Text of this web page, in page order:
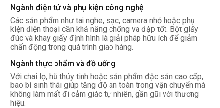
Ngành điện tử và phụ kiện công nghệ
Các sản phẩm như tai nghe, sạc, camera nhỏ hoặc phụ
kiện điện thoại cần khả năng chống va đập tốt. Bột giấy
đúc và khay giấy định hình là giải pháp hữu ích để giảm
chấn động trong quá trình giao hàng.
Ngành thực phẩm và đồ uống
Với chai lọ, hũ thủy tinh hoặc sản phẩm đặc sản cao cấp,
bao bì sinh thái giúp tăng độ an toàn trong vận chuyển mà
không làm mất đi cảm giác tự nhiên, gần gũi với thương
hiệu.